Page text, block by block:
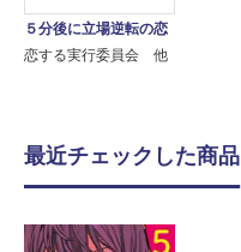
５分後に立場逆転の恋
恋する実行委員会 他
最近チェックした商品